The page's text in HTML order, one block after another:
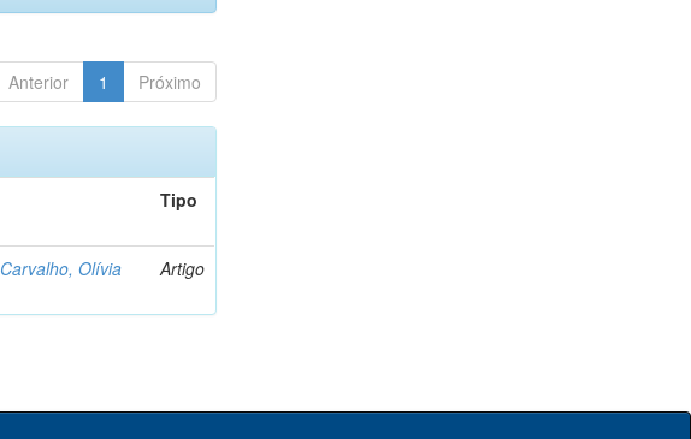
Anterior 1 Próximo
Tipo
Carvalho, Olívia
Artigo